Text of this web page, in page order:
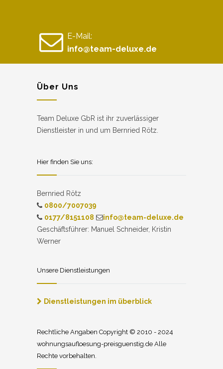
E-Mail:
info@team-deluxe.de
Über Uns
Team Deluxe GbR ist ihr zuverlässiger
Dienstleister in und um Bernried Rötz.
Hier finden Sie uns:
Bernried Rötz
0800/7007039
0177/8151108
info@team-deluxe.de
Geschäftsführer: Manuel Schneider, Kristin
Werner
Unsere Dienstleistungen
Dienstleistungen im überblick
Rechtliche Angaben Copyright © 2010 - 2024
wohnungsaufloesung-preisguenstig.de Alle
Rechte vorbehalten.